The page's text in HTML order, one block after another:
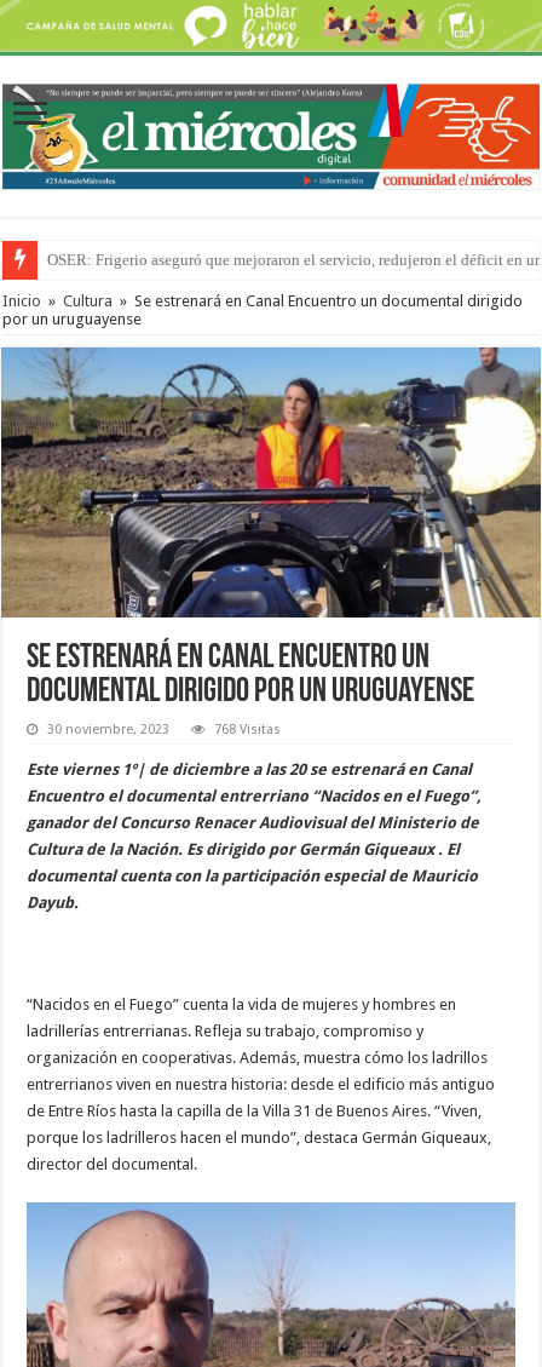
Por primera vez hicieron una cirugía de reconstrucción torácica en el
Inicio » Cultura » Se estrenará en Canal Encuentro un documental dirigido
por un uruguayense
Se estrenará en Canal Encuentro un
documental dirigido por un uruguayense
30 noviembre, 2023 768 Visitas
Este viernes 1º| de diciembre a las 20 se estrenará en Canal
Encuentro el documental entrerriano “Nacidos en el Fuego”,
ganador del Concurso Renacer Audiovisual del Ministerio de
Cultura de la Nación. Es dirigido por Germán Giqueaux . El
documental cuenta con la participación especial de Mauricio
Dayub.
“Nacidos en el Fuego” cuenta la vida de mujeres y hombres en
ladrillerías entrerrianas. Refleja su trabajo, compromiso y
organización en cooperativas. Además, muestra cómo los ladrillos
entrerrianos viven en nuestra historia: desde el edificio más antiguo
de Entre Ríos hasta la capilla de la Villa 31 de Buenos Aires. “Viven,
porque los ladrilleros hacen el mundo”, destaca Germán Giqueaux,
director del documental.